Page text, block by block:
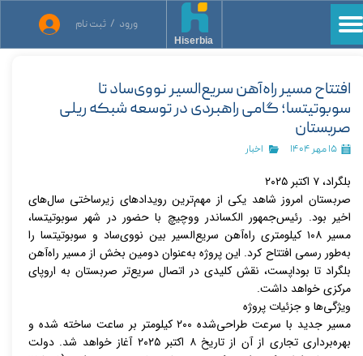
ورود / ثبت نام
حساب کاربری من
سفارشات
خروج از حساب کاربری
Hiserbia
افتتاح مسیر راه‌آهن سریع‌السیر نووی‌ساد تا
سوبوتیتسا؛ گامی راهبردی در توسعه شبکه ریلی
صربستان
۱۵ مهر ۱۴۰۴ اخبار
بلگراد، ۷ اکتبر ۲۰۲۵
صربستان امروز شاهد یکی از مهم‌ترین رویدادهای زیرساختی سال‌های
اخیر بود. رئیس‌جمهور الکساندر ووچیچ با حضور در شهر سوبوتیتسا،
مسیر ۱۰۸ کیلومتری راه‌آهن سریع‌السیر بین نووی‌ساد و سوبوتیتسا را
به‌طور رسمی افتتاح کرد. این پروژه به‌عنوان دومین بخش از مسیر راه‌آهن
بلگراد تا بوداپست، نقش کلیدی در اتصال سریع‌تر صربستان به اروپای
مرکزی خواهد داشت.
ویژگی‌ها و جزئیات پروژه
مسیر جدید با سرعت طراحی‌شده ۲۰۰ کیلومتر بر ساعت ساخته شده و
بهره‌برداری تجاری از آن از تاریخ ۸ اکتبر ۲۰۲۵ آغاز خواهد شد. دولت